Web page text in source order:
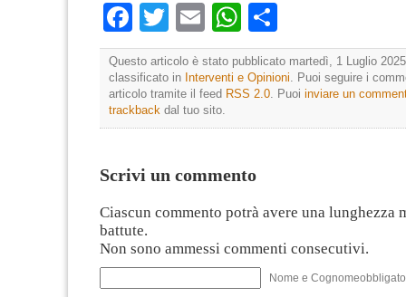
Facebook
TwitterEmailWhatsApp
Questo articolo è stato pubblicato martedì, 1 Luglio
classificato in Interventi e Opinioni. Puoi seguire i
articolo tramite il feed RSS 2.0. Puoi inviare un
trackback dal tuo sito.
Scrivi un commento
Ciascun commento potrà avere una lunghezza
battute.
Non sono ammessi commenti consecutivi.
Nome e